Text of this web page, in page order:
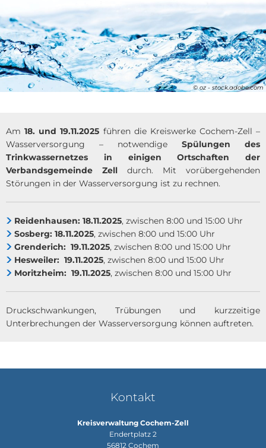
© oz - stock.adobe.com
Am18. und 19.11.2025 führen die Kreiswerke Cochem-Zell –
Wasserversorgung – notwendige Spülungen des
Trinkwassernetzes in einigen Ortschaften der
Verbandsgemeinde Zell durch. Mit vorübergehenden
Störungen in der Wasserversorgung ist zu rechnen.
Reidenhausen: 18.11.2025, zwischen 8:00 und 15:00 Uhr
Sosberg: 18.11.2025, zwischen 8:00 und 15:00 Uhr
Grenderich: 19.11.2025, zwischen 8:00 und 15:00 Uhr
Hesweiler: 19.11.2025, zwischen 8:00 und 15:00 Uhr
Moritzheim: 19.11.2025, zwischen 8:00 und 15:00 Uhr
Druckschwankungen, Trübungen und kurzzeitige
Unterbrechungen der Wasserversorgung können auftreten.
Kontakt
Kreisverwaltung Cochem-Zell
Endertplatz 2
56812 Cochem